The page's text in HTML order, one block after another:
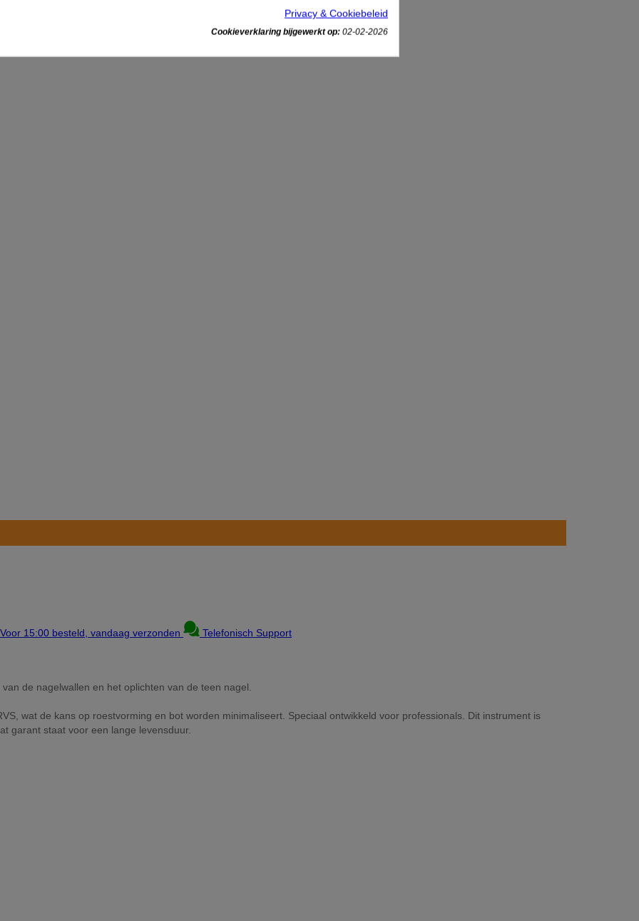
Voor 15:00 besteld, vandaag verzonden Telefonisch Support
de nagelwallen en het oplichten van de teen nagel.
wat de kans op roestvorming en bot worden minimaliseert. Speciaal ontwikkeld voor professionals. Dit instrument is
garant staat voor een lange levensduur.
Privacy & Cookiebeleid
Cookieverklaring bijgewerkt op: 02-02-2026